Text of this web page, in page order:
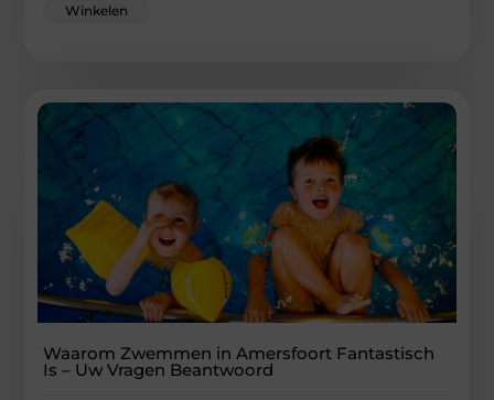
Winkelen
Waarom Zwemmen in Amersfoort Fantastisch
Is – Uw Vragen Beantwoord